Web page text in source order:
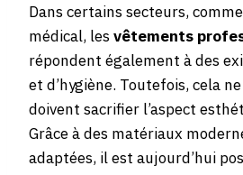
Dans certains secteurs,
médical, lesvêtements
répondent également à des
et d’hygiène. Toutefois, cela
doivent sacrifier l’aspect
Grâce à des matériaux
adaptées, il est aujourd’hui